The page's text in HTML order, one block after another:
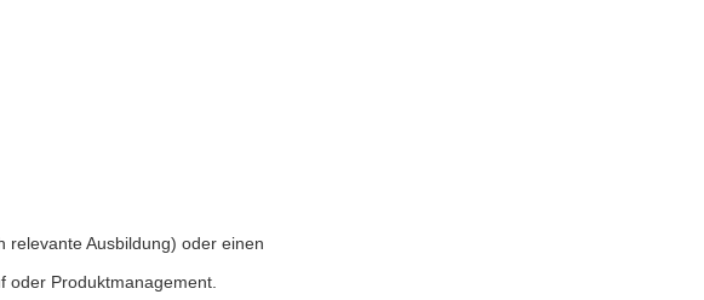
relevante Ausbildung) oder einen
oder Produktmanagement.